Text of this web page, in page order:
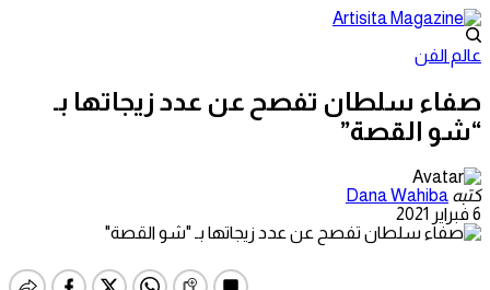
عالم الفن
صفاء سلطان تفصح عن عدد زيجاتها بـ
“شو القصة”
كتبه Dana Wahiba
6 فبراير 2021